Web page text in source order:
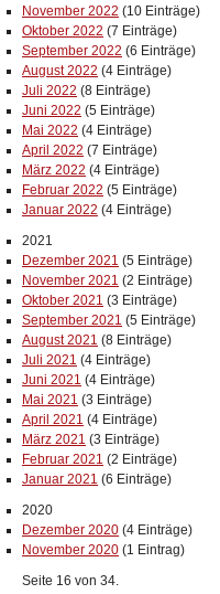
November 2022 (10 Einträge)
Oktober 2022 (7 Einträge)
September 2022 (6 Einträge)
August 2022 (4 Einträge)
Juli 2022 (8 Einträge)
Juni 2022 (5 Einträge)
Mai 2022 (4 Einträge)
April 2022 (7 Einträge)
März 2022 (4 Einträge)
Februar 2022 (5 Einträge)
Januar 2022 (4 Einträge)
2021
Dezember 2021 (5 Einträge)
November 2021 (2 Einträge)
Oktober 2021 (3 Einträge)
September 2021 (5 Einträge)
August 2021 (8 Einträge)
Juli 2021 (4 Einträge)
Juni 2021 (4 Einträge)
Mai 2021 (3 Einträge)
April 2021 (4 Einträge)
März 2021 (3 Einträge)
Februar 2021 (2 Einträge)
Januar 2021 (6 Einträge)
2020
Dezember 2020 (4 Einträge)
November 2020 (1 Eintrag)
Seite 16 von 34.